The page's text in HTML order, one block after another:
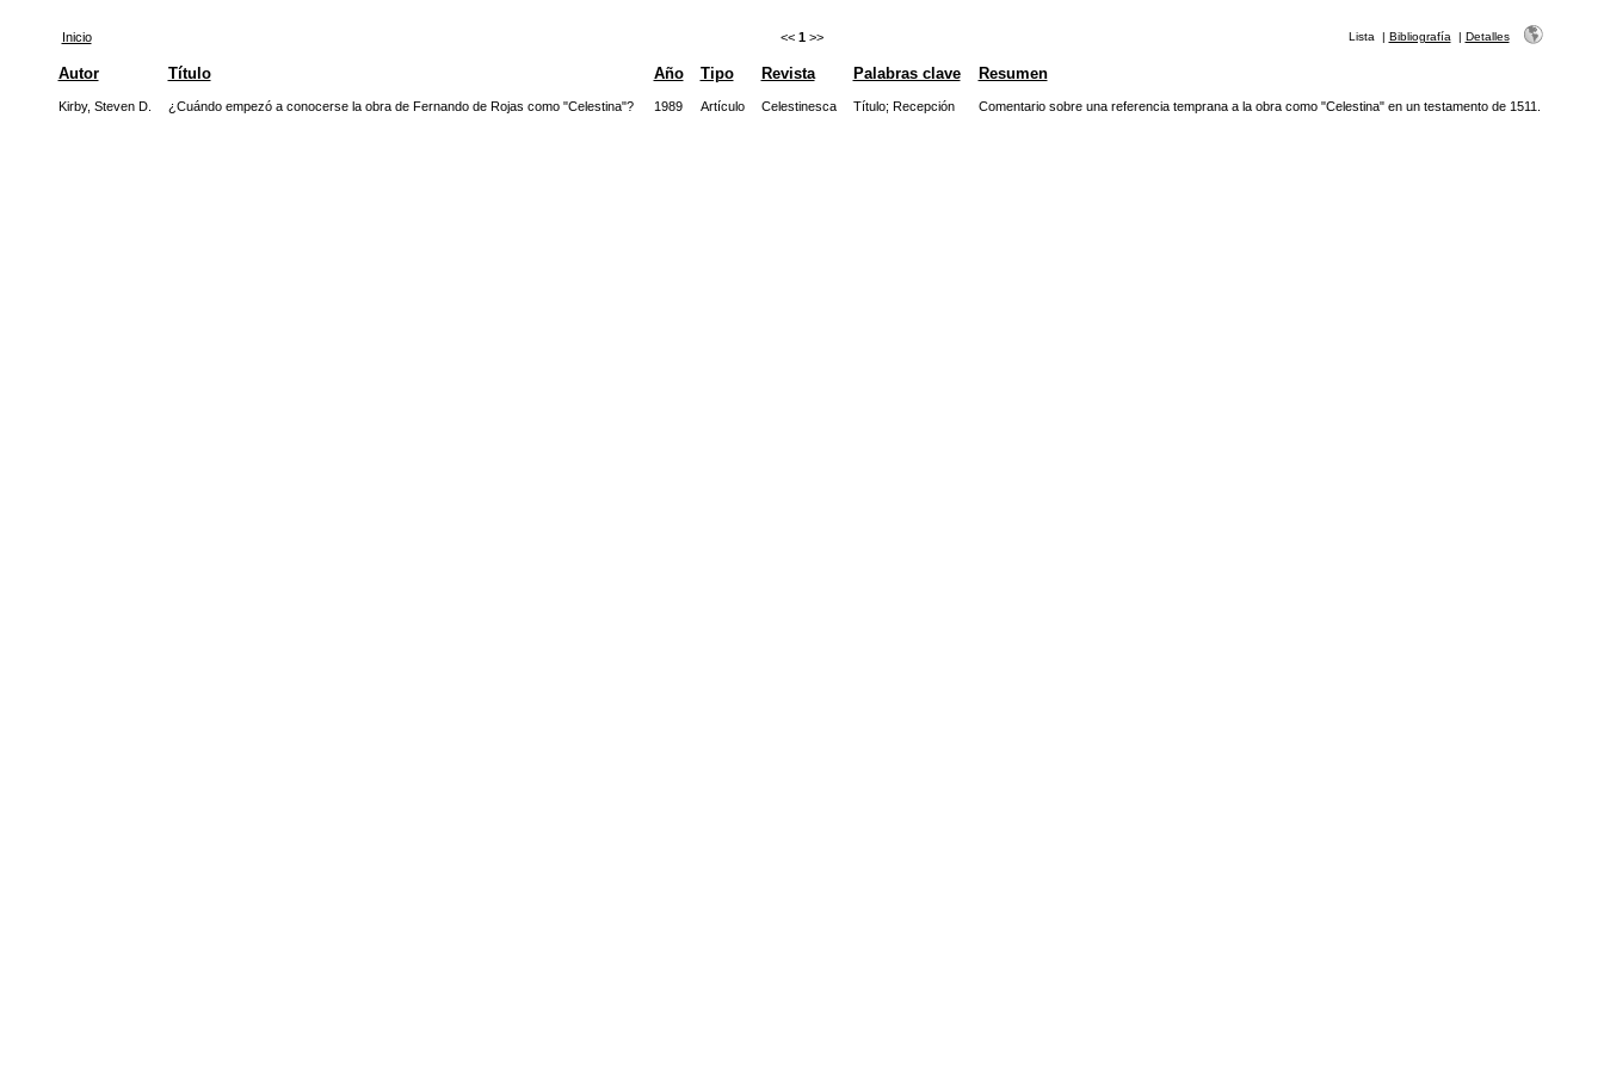
Inicio << 1 >> Lista | Bibliografía | Detalles
Autor Título Año Tipo Revista Palabras clave Resumen
Kirby, Steven D. ¿Cuándo empezó a conocerse la obra de Fernando de Rojas como "Celestina"? 1989 Artículo Celestinesca Título; Recepción Comentario sobre una referencia temprana a la obra como "Celestina" en un testamento de 1511.